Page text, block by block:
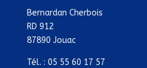
Bernardan Cherbois
RD 912
87890 Jouac
Tél. : 05 55 60 17 57